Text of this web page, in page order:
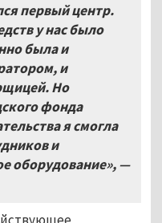
первый центр.
у нас было
была и
и
Но
фонда
я смогла
и
оборудование», —